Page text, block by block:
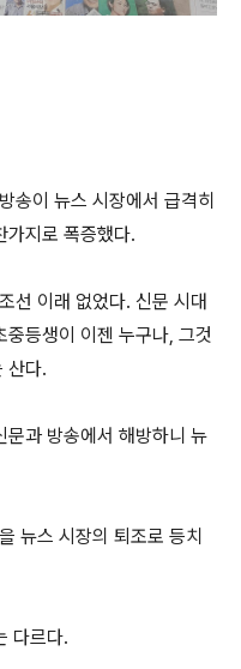
송이 뉴스 시장에서 급격히
가지로 폭증했다.
선 이래 없었다. 신문 시대
등생이 이젠 누구나, 그것
산다.
문과 방송에서 해방하니 뉴
뉴스 시장의 퇴조로 등치
다르다.